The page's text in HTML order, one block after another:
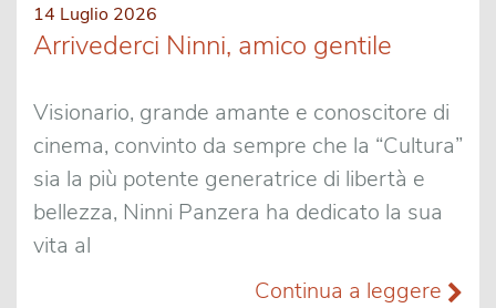
14 Luglio 2026
Arrivederci Ninni, amico gentile
Visionario, grande amante e conoscitore di
cinema, convinto da sempre che la “Cultura”
sia la più potente generatrice di libertà e
bellezza, Ninni Panzera ha dedicato la sua
vita al
Continua a leggere